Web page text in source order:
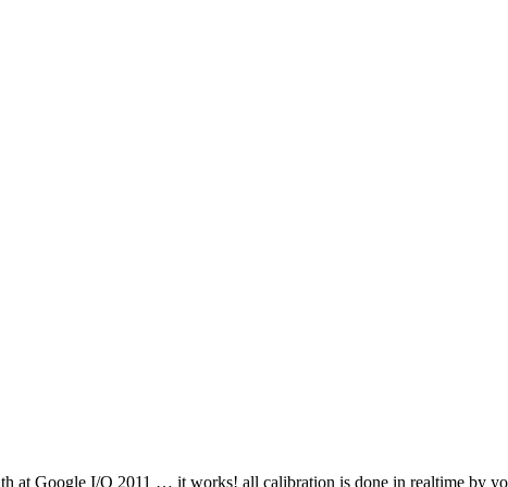
at Google I/O 2011 … it works! all calibration is done in realtime by